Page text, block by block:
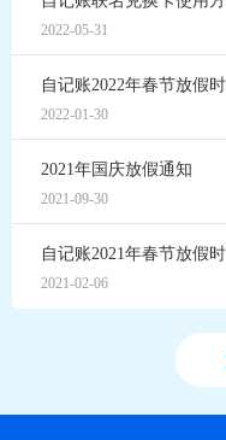
2022-05-31
自记账2022年春节放假
2022-01-30
2021年国庆放假通知
2021-09-30
自记账2021年春节放假
2021-02-06